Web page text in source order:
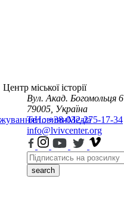
НовиниМедіа
Центр міської історії
Вул. Акад. Богомольця 6
79005, Україна
Тел.: +38-032-275-17-34
info@lvivcenter.org
search